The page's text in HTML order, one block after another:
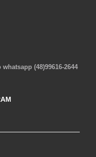
(48)99616-2644